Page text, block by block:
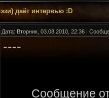
даёт интервью :D
Дата: Вторник, 03.08.2010, 22:36 |
----
Сообщение